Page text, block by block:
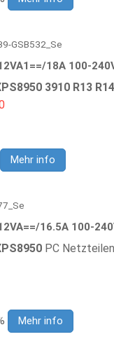
GSB532_Se
18A 100-
3910 R13 R14
Mehr info
16.5A 100-
PC
Mehr info